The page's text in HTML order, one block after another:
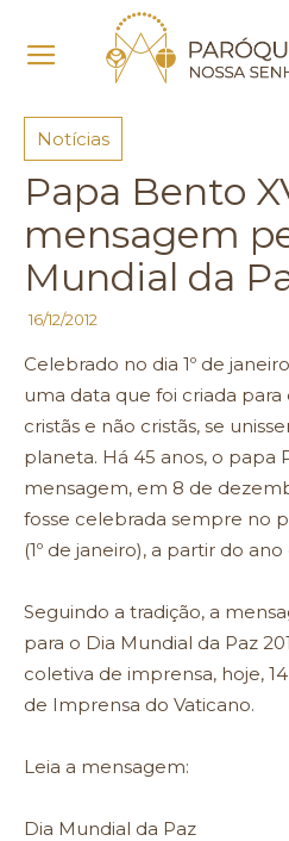
Notícias
Notícias
Papa Bento
mensagem
Mundial da
16/12/2012
Celebrado no dia 1º de
uma data que foi criada para
cristãs e não cristãs, se
planeta. Há 45 anos, o papa
mensagem, em 8 de
fosse celebrada sempre no
(1º de janeiro), a partir do ano
Seguindo a tradição, a
para o Dia Mundial da Paz
coletiva de imprensa, hoje,
de Imprensa do Vaticano.
Leia a mensagem:
Dia Mundial da Paz